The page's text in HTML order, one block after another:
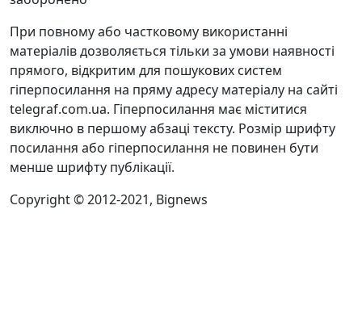
При повному або частковому використанні
матеріалів дозволяється тільки за умови наявності
прямого, відкритим для пошукових систем
гіперпосилання на пряму адресу матеріалу на сайті
telegraf.com.ua. Гіперпосилання має міститися
виключно в першому абзаці тексту. Розмір шрифту
посилання або гіперпосилання не повинен бути
менше шрифту публікації.
Copyright © 2012-2021, Bignews